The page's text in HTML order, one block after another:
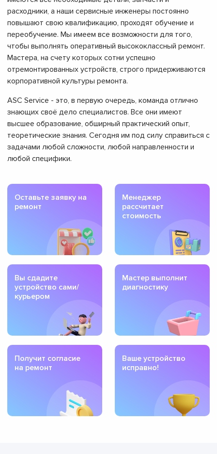
расходники, а наши сервисные инженеры постоянно
повышают свою квалификацию, проходят обучение и
переобучение. Мы имеем все возможности для того,
чтобы выполнять оперативный высококлассный ремонт.
Мастера, на счету которых сотни успешно
отремонтированных устройств, строго придерживаются
корпоративной культуры ремонта.
ASC Service - это, в первую очередь, команда отлично
знающих своё дело специалистов. Все они имеют
высшее образование, обширный практический опыт,
теоретические знания. Сегодня им под силу справиться с
задачами любой сложности, любой направленности и
любой специфики.
Оставьте заявку на
ремонт
Менеджер
рассчитает
стоимость
Вы сдадите
устройство сами/
курьером
Мастер выполнит
диагностику
Получит согласие
на ремонт
Ваше устройство
исправно!